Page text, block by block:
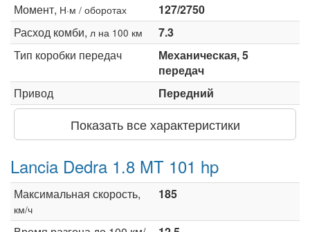
Момент, Н·м / оборотах
127/2750
Расход комби, л на 100 км
7.3
Тип коробки передач
Механическая, 5
передач
Привод
Передний
Показать все характеристики
Lancia Dedra 1.8 MT 101 hp
Максимальная скорость,
км/ч
185